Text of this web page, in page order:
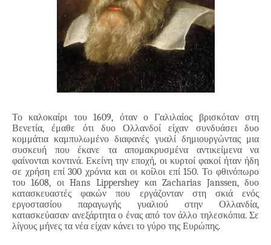
Το καλοκαίρι του 1609, όταν ο Γαλιλαίος βρισκόταν στη
Βενετία, έμαθε ότι δυο Ολλανδοί είχαν συνδυάσει δυο
κομμάτια καμπυλωμένο διαφανές γυαλί δημιουργώντας μια
συσκευή που έκανε τα απομακρυσμένα αντικείμενα να
φαίνονται κοντινά. Εκείνη την εποχή, οι κυρτοί φακοί ήταν ήδη
σε χρήση επί 300 χρόνια και οι κοίλοι επί 150. Το φθινόπωρο
του 1608, οι Hans Lippershey και Zacharias Janssen, δυο
κατασκευαστές φακών που εργάζονταν στη σκιά ενός
εργοστασίου παραγωγής γυαλιού στην Ολλανδία,
κατασκεύασαν ανεξάρτητα ο ένας από τον άλλο τηλεσκόπια. Σε
λίγους μήνες τα νέα είχαν κάνει το γύρο της Ευρώπης.